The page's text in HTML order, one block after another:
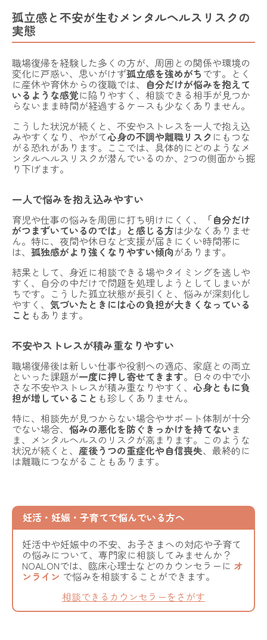
孤立感と不安が生むメンタルヘルスリスクの
実態
職場復帰を経験した多くの方が、周囲との関係や環境の
変化に戸惑い、思いがけず孤立感を強めがち です。とく
に産休や育休からの復職では、 自分だけが悩みを抱えて
いるような感覚に陥りやすく、相談できる相手が見つか
らないまま時間が経過するケースも少なくありません。
こうした状況が続くと、不安やストレスを一人で抱え込
みやすくなり、やがて心身の不調や離職リスク にもつな
がる恐れがあります。ここでは、具体的にどのようなメ
ンタルヘルスリスクが潜んでいるのか、2つの側面から掘
り下げます。
一人で悩みを抱え込みやすい
育児や仕事の悩みを周囲に打ち明けにくく、 「自分だけ
がつまずいているのでは」と感じる方は少なくありませ
ん。特に、夜間や休日など支援が届きにくい時間帯に
は、 孤独感がより強くなりやすい傾向があります。
結果として、身近に相談できる場やタイミングを逃しや
すく、自分の中だけで問題を処理しようとしてしまいが
ちです。こうした孤立状態が長引くと、悩みが深刻化し
やすく、 気づいたときには心の負担が大きくなっている
こと もあります。
不安やストレスが積み重なりやすい
職場復帰後は新しい仕事や役割への適応、家庭との両立
といった課題が一度に押し寄せてきます。日々の中で小
さな不安やストレスが積み重なりやすく、 心身ともに負
担が増していること も珍しくありません。
特に、相談先が見つからない場合やサポート体制が十分
でない場合、 悩みの悪化を防ぐきっかけを持てない ま
ま、メンタルヘルスのリスクが高まります。このような
状況が続くと、 産後うつの重症化や自信喪失、最終的に
は離職につながることもあります。
妊活・妊娠・子育てで悩んでいる方へ
妊活中や妊娠中の不安、お子さまへの対応や子育て
の悩みについて、専門家に相談してみませんか？
NOALONでは、臨床心理士などのカウンセラーに オ
ンライン で悩みを相談することができます。
相談できるカウンセラーをさがす